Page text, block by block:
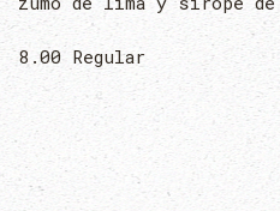
8.00 Regular